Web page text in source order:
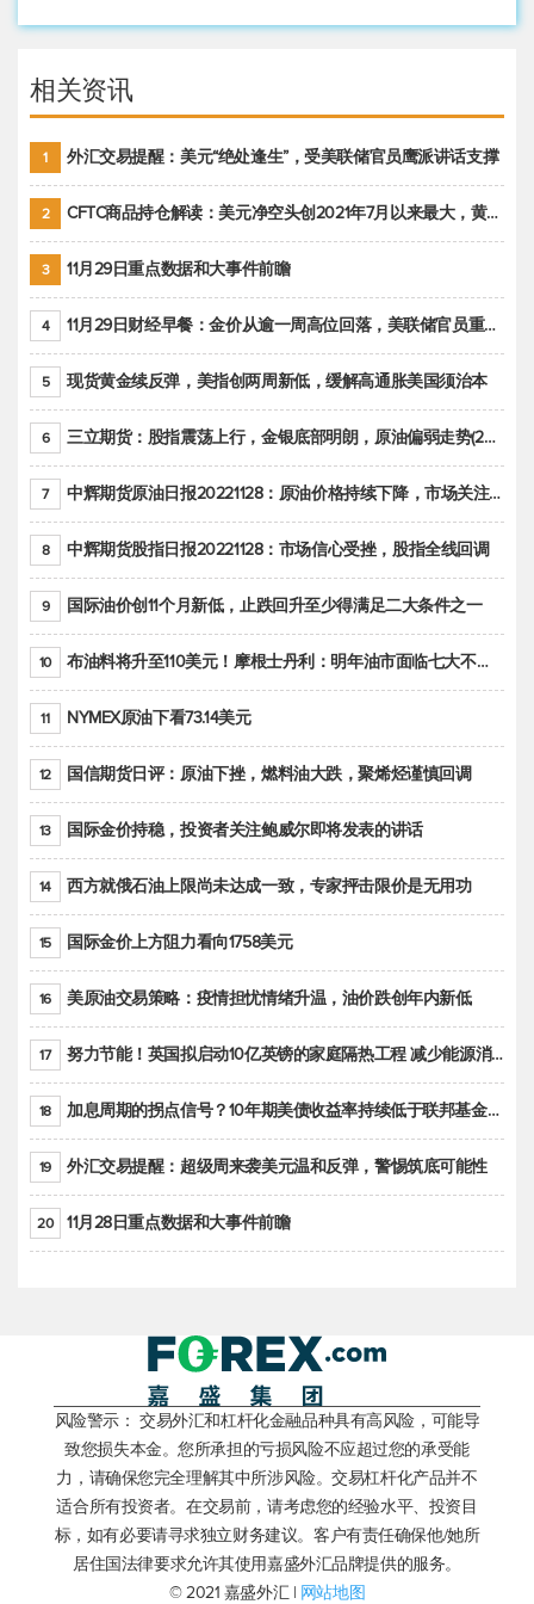
相关资讯
1 外汇交易提醒：美元“绝处逢生”，受美联储官员鹰派讲话支撑
2 CFTC商品持仓解读：美元净空头创2021年7月以来最大，黄金期货投机性净多头头寸减少
3 11月29日重点数据和大事件前瞻
4 11月29日财经早餐：金价从逾一周高位回落，美联储官员重申鹰派立场推动美元回升
5 现货黄金续反弹，美指创两周新低，缓解高通胀美国须治本
6 三立期货：股指震荡上行，金银底部明朗，原油偏弱走势(20221128收评)
7 中辉期货原油日报20221128：原油价格持续下降，市场关注OPEC+新一轮产能政策
8 中辉期货股指日报20221128：市场信心受挫，股指全线回调
9 国际油价创11个月新低，止跌回升至少得满足二大条件之一
10 布油料将升至110美元！摩根士丹利：明年油市面临七大不确定性
11 NYMEX原油下看73.14美元
12 国信期货日评：原油下挫，燃料油大跌，聚烯烃谨慎回调
13 国际金价持稳，投资者关注鲍威尔即将发表的讲话
14 西方就俄石油上限尚未达成一致，专家抨击限价是无用功
15 国际金价上方阻力看向1758美元
16 美原油交易策略：疫情担忧情绪升温，油价跌创年内新低
17 努力节能！英国拟启动10亿英镑的家庭隔热工程 减少能源消耗
18 加息周期的拐点信号？10年期美债收益率持续低于联邦基金利率目标区间
19 外汇交易提醒：超级周来袭美元温和反弹，警惕筑底可能性
20 11月28日重点数据和大事件前瞻
风险警示： 交易外汇和杠杆化金融品种具有高风险，可能导
致您损失本金。您所承担的亏损风险不应超过您的承受能
力，请确保您完全理解其中所涉风险。交易杠杆化产品并不
适合所有投资者。在交易前，请考虑您的经验水平、投资目
标，如有必要请寻求独立财务建议。客户有责任确保他/她所
居住国法律要求允许其使用嘉盛外汇品牌提供的服务。
© 2021 嘉盛外汇 | 网站地图